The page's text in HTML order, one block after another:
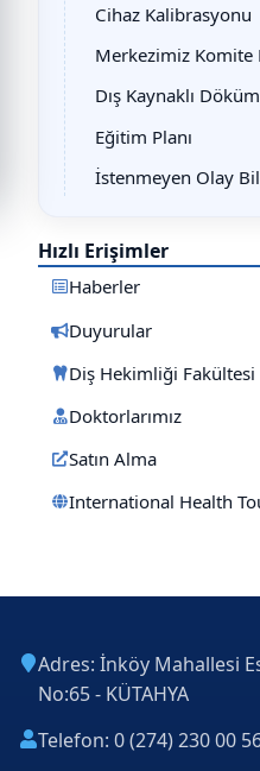
Cihaz Kalibrasyonu
Merkezimiz Komite
Dış Kaynaklı
Eğitim Planı
İstenmeyen Olay
Hızlı Erişimler
Haberler
Duyurular
Diş Hekimliği Fakültesi
Doktorlarımız
Satın Alma
International Health
Adres: İnköy Mahallesi
No:65 - KÜTAHYA
Telefon: 0 (274) 230 00